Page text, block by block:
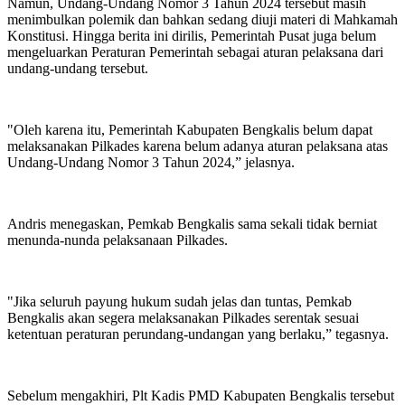
menimbulkan polemik dan bahkan sedang diuji materi di Mahkamah
Konstitusi. Hingga berita ini dirilis, Pemerintah Pusat juga belum
mengeluarkan Peraturan Pemerintah sebagai aturan pelaksana dari
undang-undang tersebut.
"Oleh karena itu, Pemerintah Kabupaten Bengkalis belum dapat
melaksanakan Pilkades karena belum adanya aturan pelaksana atas
Undang-Undang Nomor 3 Tahun 2024,” jelasnya.
Andris menegaskan, Pemkab Bengkalis sama sekali tidak berniat
menunda-nunda pelaksanaan Pilkades.
"Jika seluruh payung hukum sudah jelas dan tuntas, Pemkab
Bengkalis akan segera melaksanakan Pilkades serentak sesuai
ketentuan peraturan perundang-undangan yang berlaku,” tegasnya.
Sebelum mengakhiri, Plt Kadis PMD Kabupaten Bengkalis tersebut